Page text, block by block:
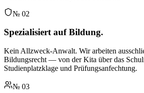
№ 02
Spezialisiert auf Bildung.
Kein Allzweck-Anwalt. Wir arbeiten
Bildungsrecht — von der Kita über das
Studienplatzklage und Prüfungsanfechtung.
№ 03